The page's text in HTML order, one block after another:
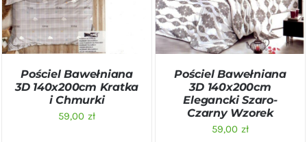
SZCZEGÓŁY
Pościel Bawełniana
3D 140x200cm Kratka
i Chmurki
59,00 zł
SZCZEGÓŁY
Pościel Bawełniana
3D 140x200cm
Elegancki Szaro-
Czarny Wzorek
59,00 zł